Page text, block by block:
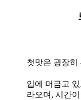
첫맛은 굉장히
입에 머금고
라오며, 시간